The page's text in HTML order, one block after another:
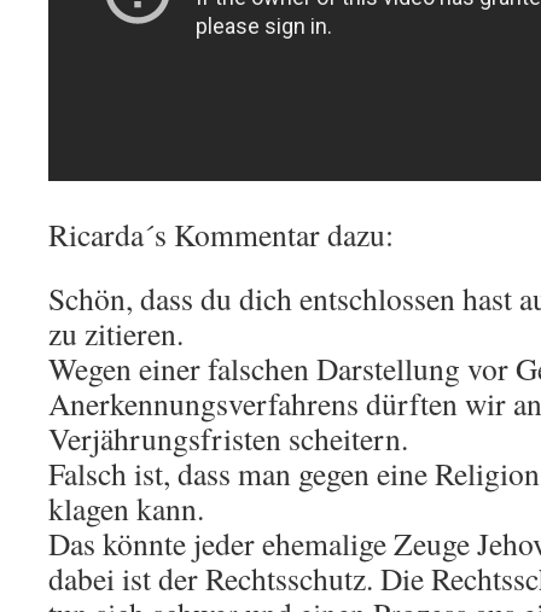
Ricarda´s Kommentar dazu:
Schön, dass du dich entschlossen hast
zu zitieren.
Wegen einer falschen Darstellung vor
Anerkennungsverfahrens dürften wir
Verjährungsfristen scheitern.
Falsch ist, dass man gegen eine
klagen kann.
Das könnte jeder ehemalige Zeuge
dabei ist der Rechtsschutz. Die